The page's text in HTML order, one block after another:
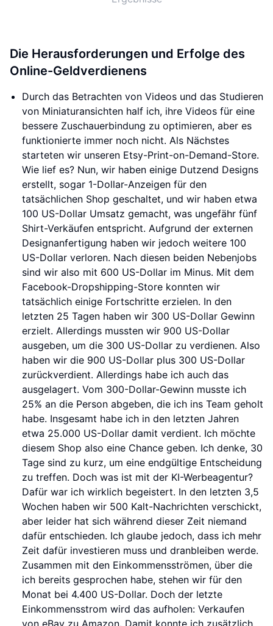
Die Herausforderungen und Erfolge des
Online-Geldverdienens
Durch das Betrachten von Videos und das Studieren
von Miniaturansichten half ich, ihre Videos für eine
bessere Zuschauerbindung zu optimieren, aber es
funktionierte immer noch nicht. Als Nächstes
starteten wir unseren Etsy-Print-on-Demand-Store.
Wie lief es? Nun, wir haben einige Dutzend Designs
erstellt, sogar 1-Dollar-Anzeigen für den
tatsächlichen Shop geschaltet, und wir haben etwa
100 US-Dollar Umsatz gemacht, was ungefähr fünf
Shirt-Verkäufen entspricht. Aufgrund der externen
Designanfertigung haben wir jedoch weitere 100
US-Dollar verloren. Nach diesen beiden Nebenjobs
sind wir also mit 600 US-Dollar im Minus. Mit dem
Facebook-Dropshipping-Store konnten wir
tatsächlich einige Fortschritte erzielen. In den
letzten 25 Tagen haben wir 300 US-Dollar Gewinn
erzielt. Allerdings mussten wir 900 US-Dollar
ausgeben, um die 300 US-Dollar zu verdienen. Also
haben wir die 900 US-Dollar plus 300 US-Dollar
zurückverdient. Allerdings habe ich auch das
ausgelagert. Vom 300-Dollar-Gewinn musste ich
25% an die Person abgeben, die ich ins Team geholt
habe. Insgesamt habe ich in den letzten Jahren
etwa 25.000 US-Dollar damit verdient. Ich möchte
diesem Shop also eine Chance geben. Ich denke, 30
Tage sind zu kurz, um eine endgültige Entscheidung
zu treffen. Doch was ist mit der KI-Werbeagentur?
Dafür war ich wirklich begeistert. In den letzten 3,5
Wochen haben wir 500 Kalt-Nachrichten verschickt,
aber leider hat sich während dieser Zeit niemand
dafür entschieden. Ich glaube jedoch, dass ich mehr
Zeit dafür investieren muss und dranbleiben werde.
Zusammen mit den Einkommensströmen, über die
ich bereits gesprochen habe, stehen wir für den
Monat bei 4.400 US-Dollar. Doch der letzte
Einkommensstrom wird das aufholen: Verkaufen
von eBay zu Amazon. Damit konnte ich zusätzlich